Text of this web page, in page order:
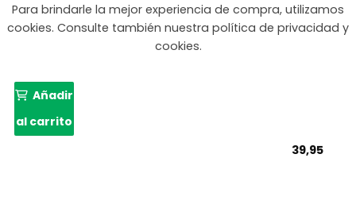
Para brindarle la mejor experiencia de compra, utilizamos
cookies. Consulte también nuestra política de privacidad y
cookies.
39,95
Añadir
al carrito